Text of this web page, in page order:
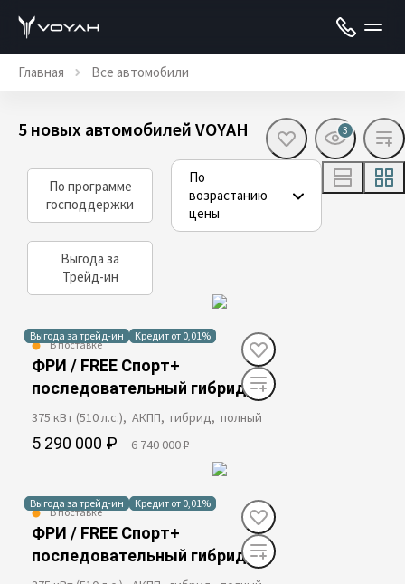
Главная Все автомобили
5 новых автомобилей VOYAH 3
По программе
господдержки
Выгода за
Трейд-ин
По
возрастанию
цены
Выгода за трейд-ин Кредит от 0,01%
В поставке
ФРИ / FREE Спорт+
последовательный гибрид
375 кВт (510 л.с.), АКПП, гибрид, полный
5 290 000 ₽ 6 740 000 ₽
Выгода за трейд-ин Кредит от 0,01%
В поставке
ФРИ / FREE Спорт+
последовательный гибрид